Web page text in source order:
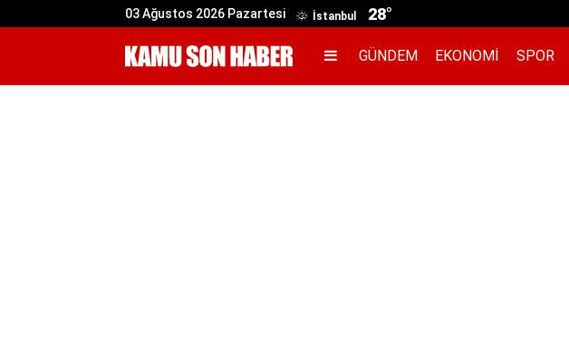
03 Ağustos 2026 Pazartesi İstanbul 28°
GÜNDEM EKONOMI SPOR